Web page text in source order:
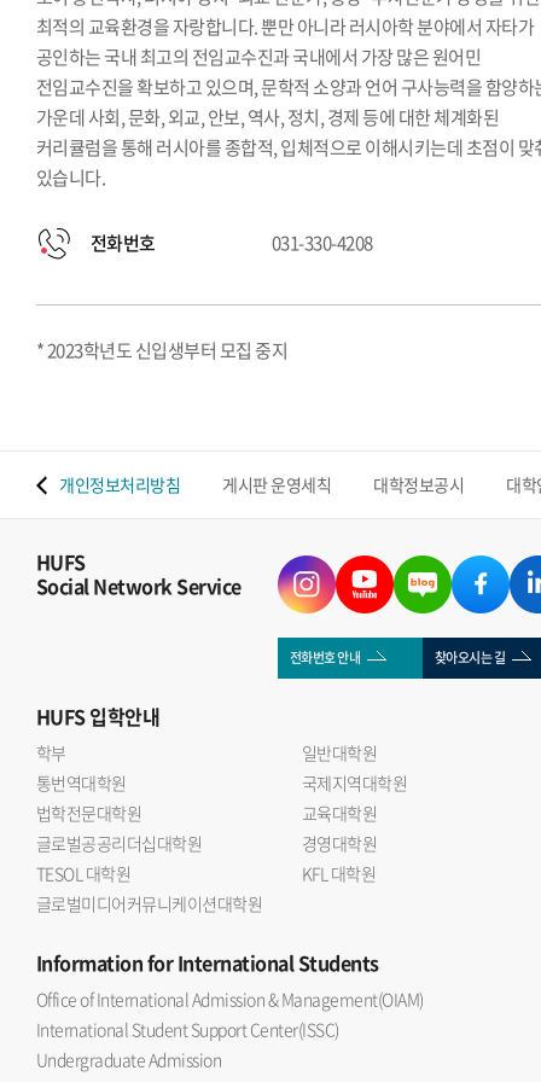
최적의 교육환경을 자랑합니다. 뿐만 아니라 러시아학 분야에서 자타가
공인하는 국내 최고의 전임교수진과 국내에서 가장 많은 원어민
전임교수진을 확보하고 있으며, 문학적 소양과 언어 구사능력을 함양하
가운데 사회, 문화, 외교, 안보, 역사, 정치, 경제 등에 대한 체계화된
커리큘럼을 통해 러시아를 종합적, 입체적으로 이해시키는데 초점이 맞
있습니다.
전화번호 031-330-4208
* 2023학년도 신입생부터 모집 중지
개인정보처리방침 게시판 운영세칙 대학정보공시 대
HUFS
Social Network Service
전화번호 안내 찾아오시는 길
HUFS입학안내
학부
일반대학원
통번역대학원
국제지역대학원
법학전문대학원
교육대학원
글로벌공공리더십대학원
경영대학원
TESOL 대학원
KFL 대학원
글로벌미디어커뮤니케이션대학원
Informationfor International Students
Office of International Admission & Management(OIAM)
International Student Support Center(ISSC)
Undergraduate Admission